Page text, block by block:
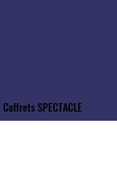
Coffrets SPECTACLE